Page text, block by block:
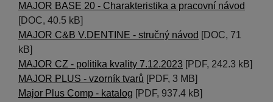
MAJOR BASE 20 - Charakteristika a pracovní návod
[DOC, 40.5 kB]
MAJOR C&B V.DENTINE - stručný návod [DOC, 71
kB]
MAJOR CZ - politika kvality 7.12.2023 [PDF, 242.3 kB]
MAJOR PLUS - vzorník tvarů [PDF, 3 MB]
Major Plus Comp - katalog [PDF, 937.4 kB]